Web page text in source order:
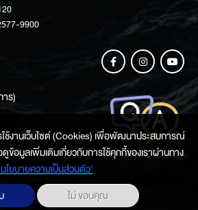
9900
ร)
ช่องทางการสอบถามข้อมูล
ใช้งานเว็บไซต์ (Cookies) เพื่อพัฒนาประสบการณ์
ข้อมูลเพิ่มเติมเกี่ยวกับการใช้คุกกี้ของเราผ่านทาง
โยบายความเป็นส่วนตัว'
ไม่ ขอบคุณ